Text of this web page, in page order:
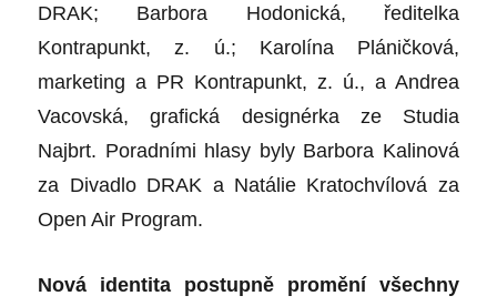
DRAK; Barbora Hodonická, ředitelka
Kontrapunkt, z. ú.; Karolína Pláničková,
marketing a PR Kontrapunkt, z. ú., a Andrea
Vacovská, grafická designérka ze Studia
Najbrt. Poradními hlasy byly Barbora Kalinová
za Divadlo DRAK a Natálie Kratochvílová za
Open Air Program.
Nová identita postupně promění všechny